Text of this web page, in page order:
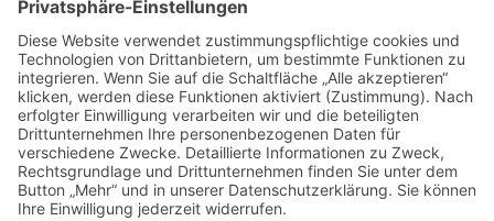
MRSA-Killerkeime in deutschen Krankenhäusern
NATURHEILKUNDE & PSYCHOTHERAPIE HEUTE
Natürliche Anti-Falten-Wunderwaffe: Hyaluron
Natürliche Apotheke – Heilpflanze Ingwer
Olivenöl - nicht nur ein Lebensmittel
Berufsbild Heilpraktiker